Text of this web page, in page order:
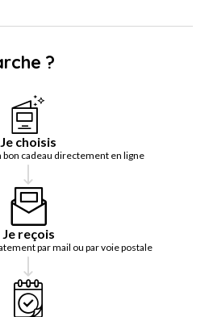
?
Je choisis
cadeau directement en ligne
Je reçois
par mail ou par voie postale